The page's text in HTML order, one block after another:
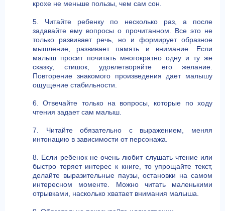
крохе не меньше пользы, чем сам сон.
5. Читайте ребенку по несколько раз, а после
задавайте ему вопросы о прочитанном. Все это не
только развивает речь, но и формирует образное
мышление, развивает память и внимание. Если
малыш просит почитать многократно одну и ту же
сказку, стишок, удовлетворяйте его желание.
Повторение знакомого произведения дает малышу
ощущение стабильности.
6. Отвечайте только на вопросы, которые по ходу
чтения задает сам малыш.
7. Читайте обязательно с выражением, меняя
интонацию в зависимости от персонажа.
8. Если ребенок не очень любит слушать чтение или
быстро теряет интерес к книге, то упрощайте текст,
делайте выразительные паузы, остановки на самом
интересном моменте. Можно читать маленькими
отрывками, насколько хватает внимания малыша.